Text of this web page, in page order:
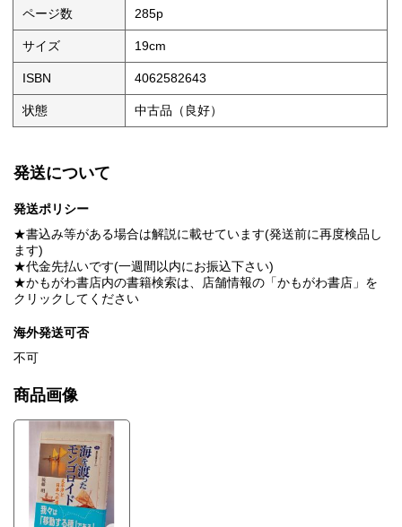
ページ数 285p
サイズ 19cm
ISBN 4062582643
状態 中古品（良好）
発送について
発送ポリシー
★書込み等がある場合は解説に載せています(発送前に再度検品し
ます)
★代金先払いです(一週間以内にお振込下さい)
★かもがわ書店内の書籍検索は、店舗情報の「かもがわ書店」を
クリックしてください
海外発送可否
不可
商品画像